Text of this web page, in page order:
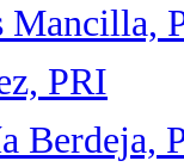
Mancilla,
PRI
Berdeja,